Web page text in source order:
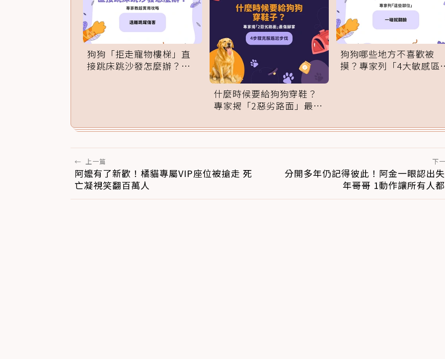
狗狗「拒走寵物樓梯」直
接跳床跳沙發怎麼辦？專
什麼時候要給狗狗穿鞋？
專家揭「2惡劣路面」最傷
狗狗哪些地方不喜歡被
摸？專家列「4大敏感區
← 上一篇
阿嬤有了新歡！橘貓專屬VIP座位被搶走 死
亡凝視笑翻百萬人
下
分開多年仍記得彼此！阿金一眼認出
年哥哥 1動作讓所有人